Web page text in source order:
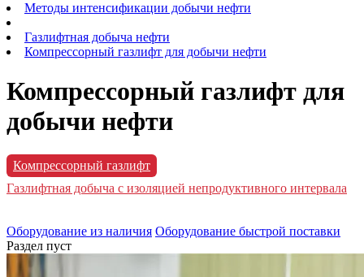
Методы интенсификации добычи нефти
Газлифтная добыча нефти
Компрессорный газлифт для добычи нефти
Компрессорный газлифт для
добычи нефти
Компрессорный газлифт
Газлифтная добыча с изоляцией непродуктивного интервала
Оборудование из наличия Оборудование быстрой поставки
Раздел пуст